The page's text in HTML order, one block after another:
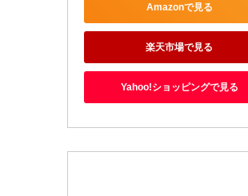
Amazonで見る
楽天市場で見る
Yahoo!ショッピングで見る